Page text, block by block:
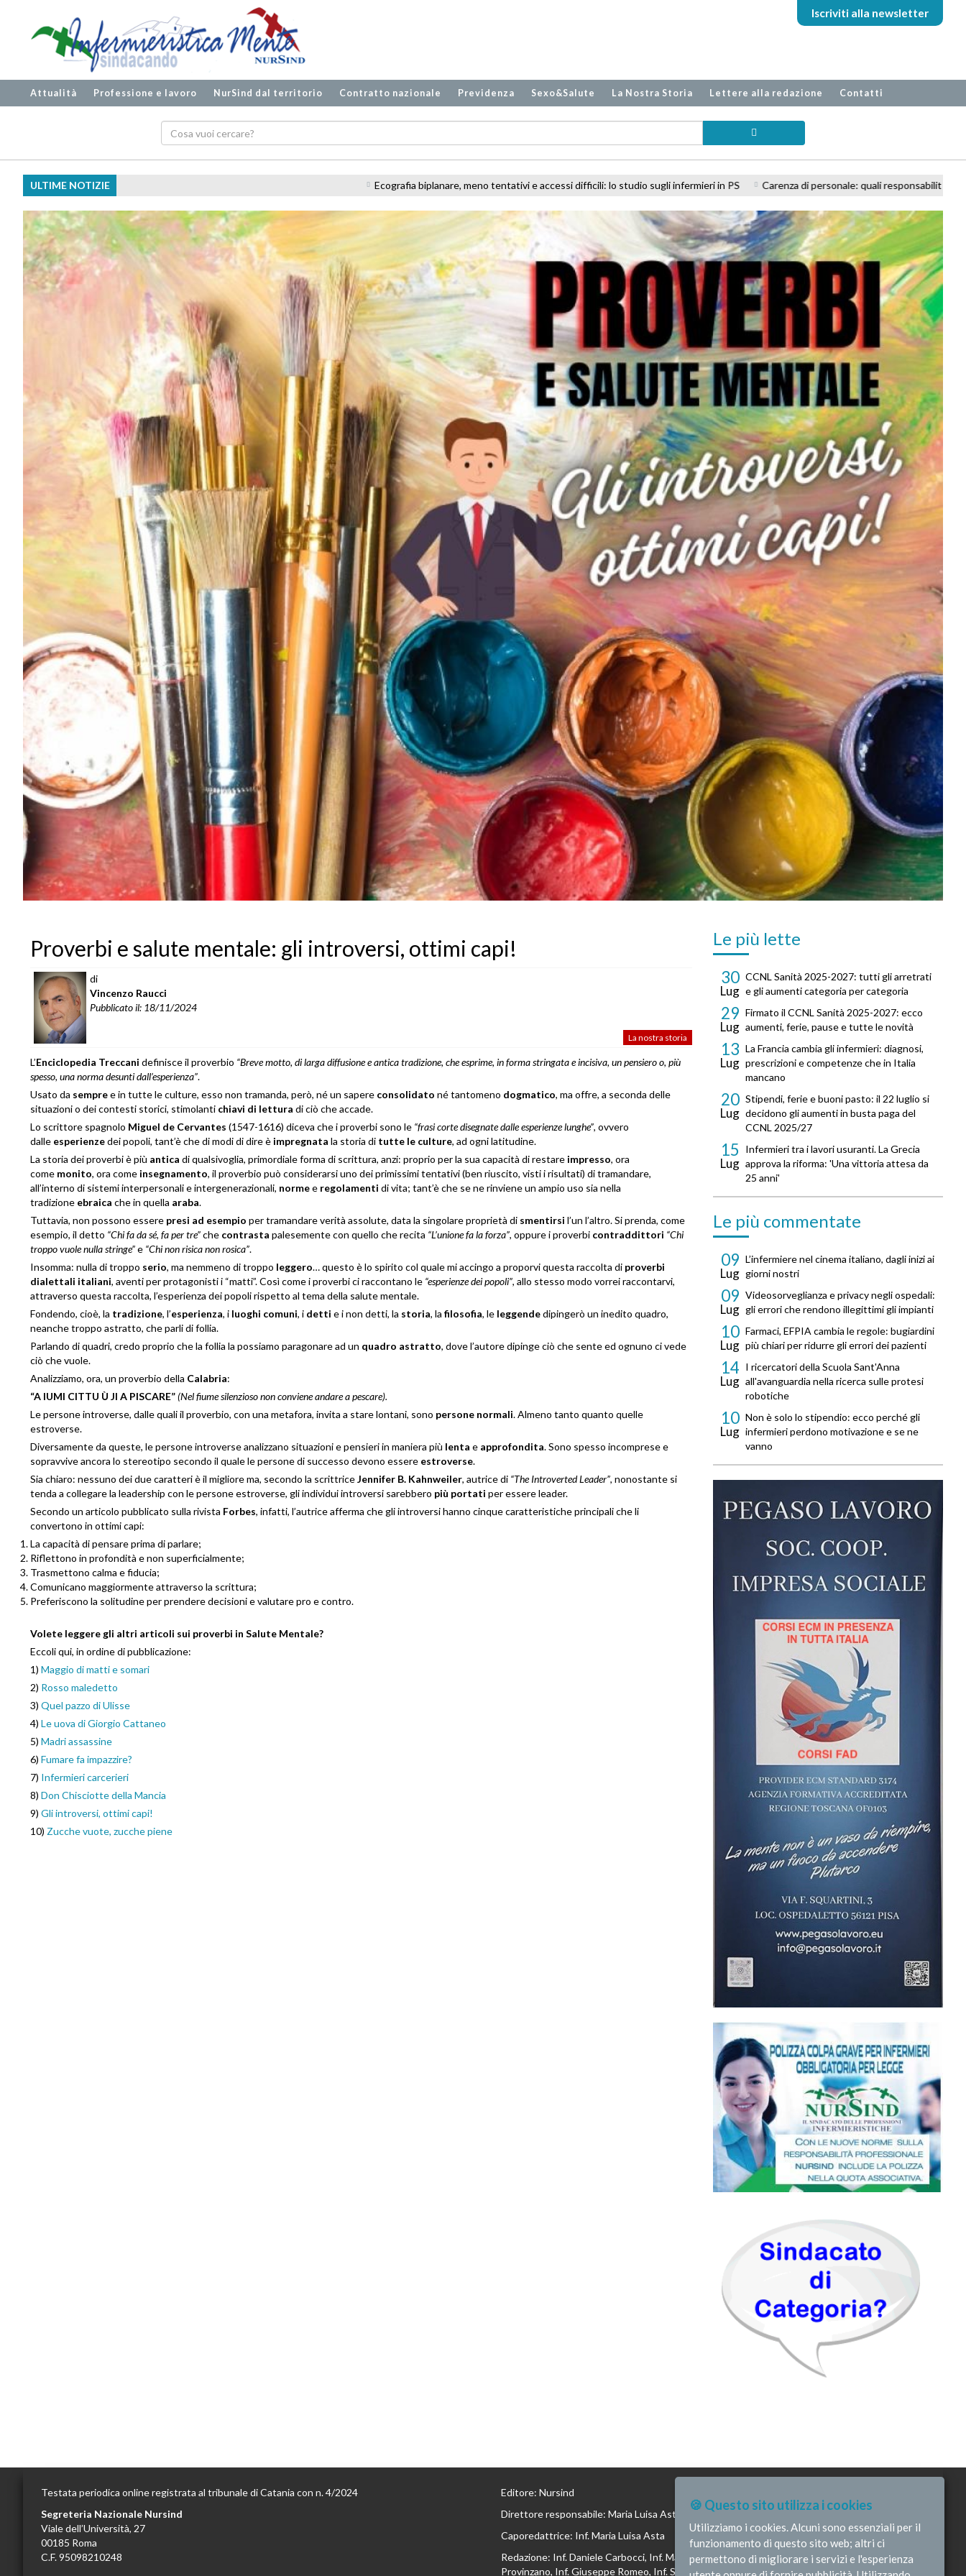
Iscriviti alla newsletter
Attualità Professione e lavoro NurSind dal territorio Contratto nazionale Previdenza Sexo&Salute La Nostra Storia Lettere alla redazione Contatti
ULTIME NOTIZIE Ecografia biplanare, meno tentativi e accessi difficili: lo studio sugli infermieri in PS Carenza di personale: quali responsabilità professionali per l'infermiere? Decreto
Proverbi e salute mentale: gli introversi, ottimi capi!
di
Vincenzo Raucci
Pubblicato il: 18/11/2024
La nostra storia
L’Enciclopedia Treccani definisce il proverbio “Breve motto, di larga diffusione e antica tradizione, che esprime, in forma stringata e incisiva, un pensiero o, più
spesso, una norma desunti dall’esperienza”.
Usato da sempree in tutte le culture, esso non tramanda, però, né un sapere consolidato né tantomeno dogmatico, ma offre, a seconda delle
situazioni o dei contesti storici, stimolanti chiavi di lettura di ciò che accade.
Lo scrittore spagnolo Miguel de Cervantes (1547-1616) diceva che i proverbi sono le “frasi corte disegnate dalleesperienze lunghe”, ovvero
dalle esperienzedei popoli, tant’è che di modi di dire è impregnata la storia di tutte le culture, ad ogni latitudine.
La storia dei proverbi è più antica di qualsivoglia, primordiale forma di scrittura, anzi: proprio per la sua capacità di restare impresso, ora
come monito, ora come insegnamento, il proverbio può considerarsi uno dei primissimi tentativi (ben riuscito, visti i risultati) di tramandare,
all’interno di sistemi interpersonali e intergenerazionali, normee regolamenti di vita; tant’è che se ne rinviene un ampio uso sia nella
tradizione ebraica che in quella araba.
Tuttavia, non possono essere presi ad esempio per tramandare verità assolute, data la singolare proprietà di smentirsi l’un l’altro. Si prenda, come
esempio, il detto “Chi fa da sé, fa per tre”che contrasta palesemente con quello che recita “L’unione fa la forza”, oppure i proverbi contraddittori “Chi
troppo vuole nulla stringe”e “Chi nonrisica non rosica”.
Insomma: nulla di troppo serio, ma nemmeno di troppo leggero… questo è lo spirito col quale mi accingo a proporvi questa raccolta di proverbi
dialettali italiani, aventi per protagonisti i “matti”. Così come i proverbi ci raccontano le “esperienze dei popoli”, allo stesso modo vorrei raccontarvi,
attraverso questa raccolta, l’esperienza dei popoli rispetto al tema della salute mentale.
Fondendo, cioè, la tradizione, l’esperienza, i luoghi comuni, i detti e i non detti, la storia, la filosofia, le leggendedipingerò un inedito quadro,
neanche troppo astratto, che parli di follia.
Parlando di quadri, credo proprio che la follia la possiamo paragonare ad un quadro astratto, dove l’autore dipinge ciò che sente ed ognuno ci vede
ciò che vuole.
Analizziamo, ora, un proverbio della Calabria:
“A IUMI CITTU Ù JI A PISCARE”(Nel fiume silenzioso non conviene andare a pescare).
Le persone introverse, dalle quali il proverbio, con una metafora, invita a stare lontani, sono persone normali. Almeno tanto quanto quelle
estroverse.
Diversamente da queste, le persone introverse analizzano situazioni e pensieri in maniera più lenta e approfondita. Sono spesso incomprese e
sopravvive ancora lo stereotipo secondo il quale le persone di successo devono essere estroverse.
Sia chiaro: nessuno dei due caratteri è il migliore ma, secondo la scrittriceJennifer B. Kahnweiler, autrice di “The Introverted Leader”, nonostante si
tenda a collegare la leadership con le persone estroverse, gli individui introversi sarebbero più portati per essere leader.
Secondo un articolo pubblicato sulla rivista Forbes, infatti, l’autrice afferma che gli introversi hanno cinque caratteristiche principali che li
convertono in ottimi capi:
La capacità di pensare prima di parlare;
Riflettono in profondità e non superficialmente;
Trasmettono calma e fiducia;
Comunicano maggiormente attraverso la scrittura;
Preferiscono la solitudine per prendere decisioni e valutare pro e contro.
Volete leggere gli altri articoli sui proverbi in Salute Mentale?
Eccoli qui, in ordine di pubblicazione:
1) Maggio di matti e somari
2) Rosso maledetto
3) Quel pazzo di Ulisse
4) Le uova di Giorgio Cattaneo
5) Madri assassine
6) Fumare fa impazzire?
7) Infermieri carcerieri
8) Don Chisciotte della Mancia
9) Gli introversi, ottimi capi!
10) Zucche vuote, zucche piene
Le più lette
30
Lug
CCNL Sanità 2025-2027: tutti gli arretrati
e gli aumenti categoria per categoria
29
Lug
Firmato il CCNL Sanità 2025-2027: ecco
aumenti, ferie, pause e tutte le novità
13
Lug
La Francia cambia gli infermieri: diagnosi,
prescrizioni e competenze che in Italia
mancano
20
Lug
Stipendi, ferie e buoni pasto: il 22 luglio si
decidono gli aumenti in busta paga del
CCNL 2025/27
15
Lug
Infermieri tra i lavori usuranti. La Grecia
approva la riforma: 'Una vittoria attesa da
25 anni'
Le più commentate
09
Lug
L’infermiere nel cinema italiano, dagli inizi ai
giorni nostri
09
Lug
Videosorveglianza e privacy negli ospedali:
gli errori che rendono illegittimi gli impianti
10
Lug
Farmaci, EFPIA cambia le regole: bugiardini
più chiari per ridurre gli errori dei pazienti
14
Lug
I ricercatori della Scuola Sant'Anna
all'avanguardia nella ricerca sulle protesi
robotiche
10
Lug
Non è solo lo stipendio: ecco perché gli
infermieri perdono motivazione e se ne
vanno
Testata periodica online registrata al tribunale di Catania con n. 4/2024
Segreteria Nazionale Nursind
Viale dell’Università, 27
00185 Roma
C.F. 95098210248
Editore: Nursind
Direttore responsabile: Maria Luisa Asta
Caporedattrice: Inf. Maria Luisa Asta
Redazione: Inf. Daniele Carbocci, Inf. Maria Luisa Asta, Inf. Andrea Tirotto, Inf. Giuseppe
Provinzano, Inf. Giuseppe Romeo, Inf. Salvo Vaccaro, Inf. Vincenzo Raucci, Inf. Gemma Maria
🍪 Questo sito utilizza i cookies
Utilizziamo i cookies. Alcuni sono essenziali per il
funzionamento di questo sito web; altri ci
permettono di migliorare i servizi e l'esperienza